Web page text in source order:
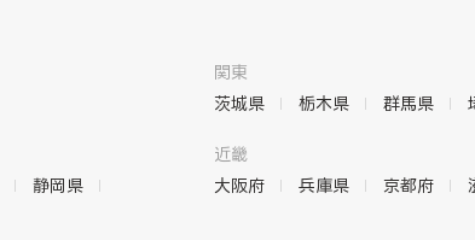
関東
茨城県
栃木県 群馬県
静岡県
近畿
大阪府
兵庫県 京都府